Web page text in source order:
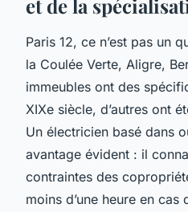
et de la
Paris 12, ce n’est pas un
la Coulée Verte, Aligre,
immeubles ont des
XIXe siècle, d’autres ont
Un électricien basé dans
avantage évident : il
contraintes des
moins d’une heure en cas